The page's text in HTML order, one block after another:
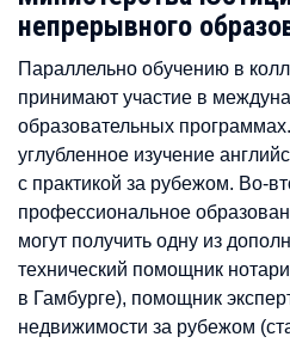
непрерывного
Параллельно обучению в
принимают участие в
образовательных
углубленное изучение
с практикой за рубежом. Во-
профессиональное
могут получить одну из
технический помощник
в Гамбурге), помощник
недвижимости за рубежом